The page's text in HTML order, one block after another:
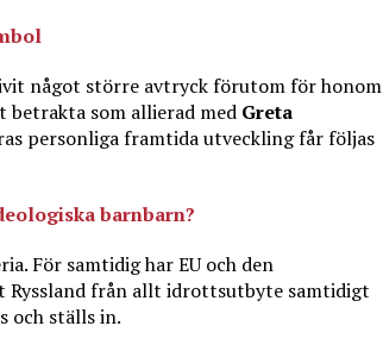
något större avtryck förutom för honom
betrakta som allierad med Greta
personliga framtida utveckling får följas
barnbarn?
För samtidig har EU och den
från allt idrottsutbyte samtidigt
och ställs in.